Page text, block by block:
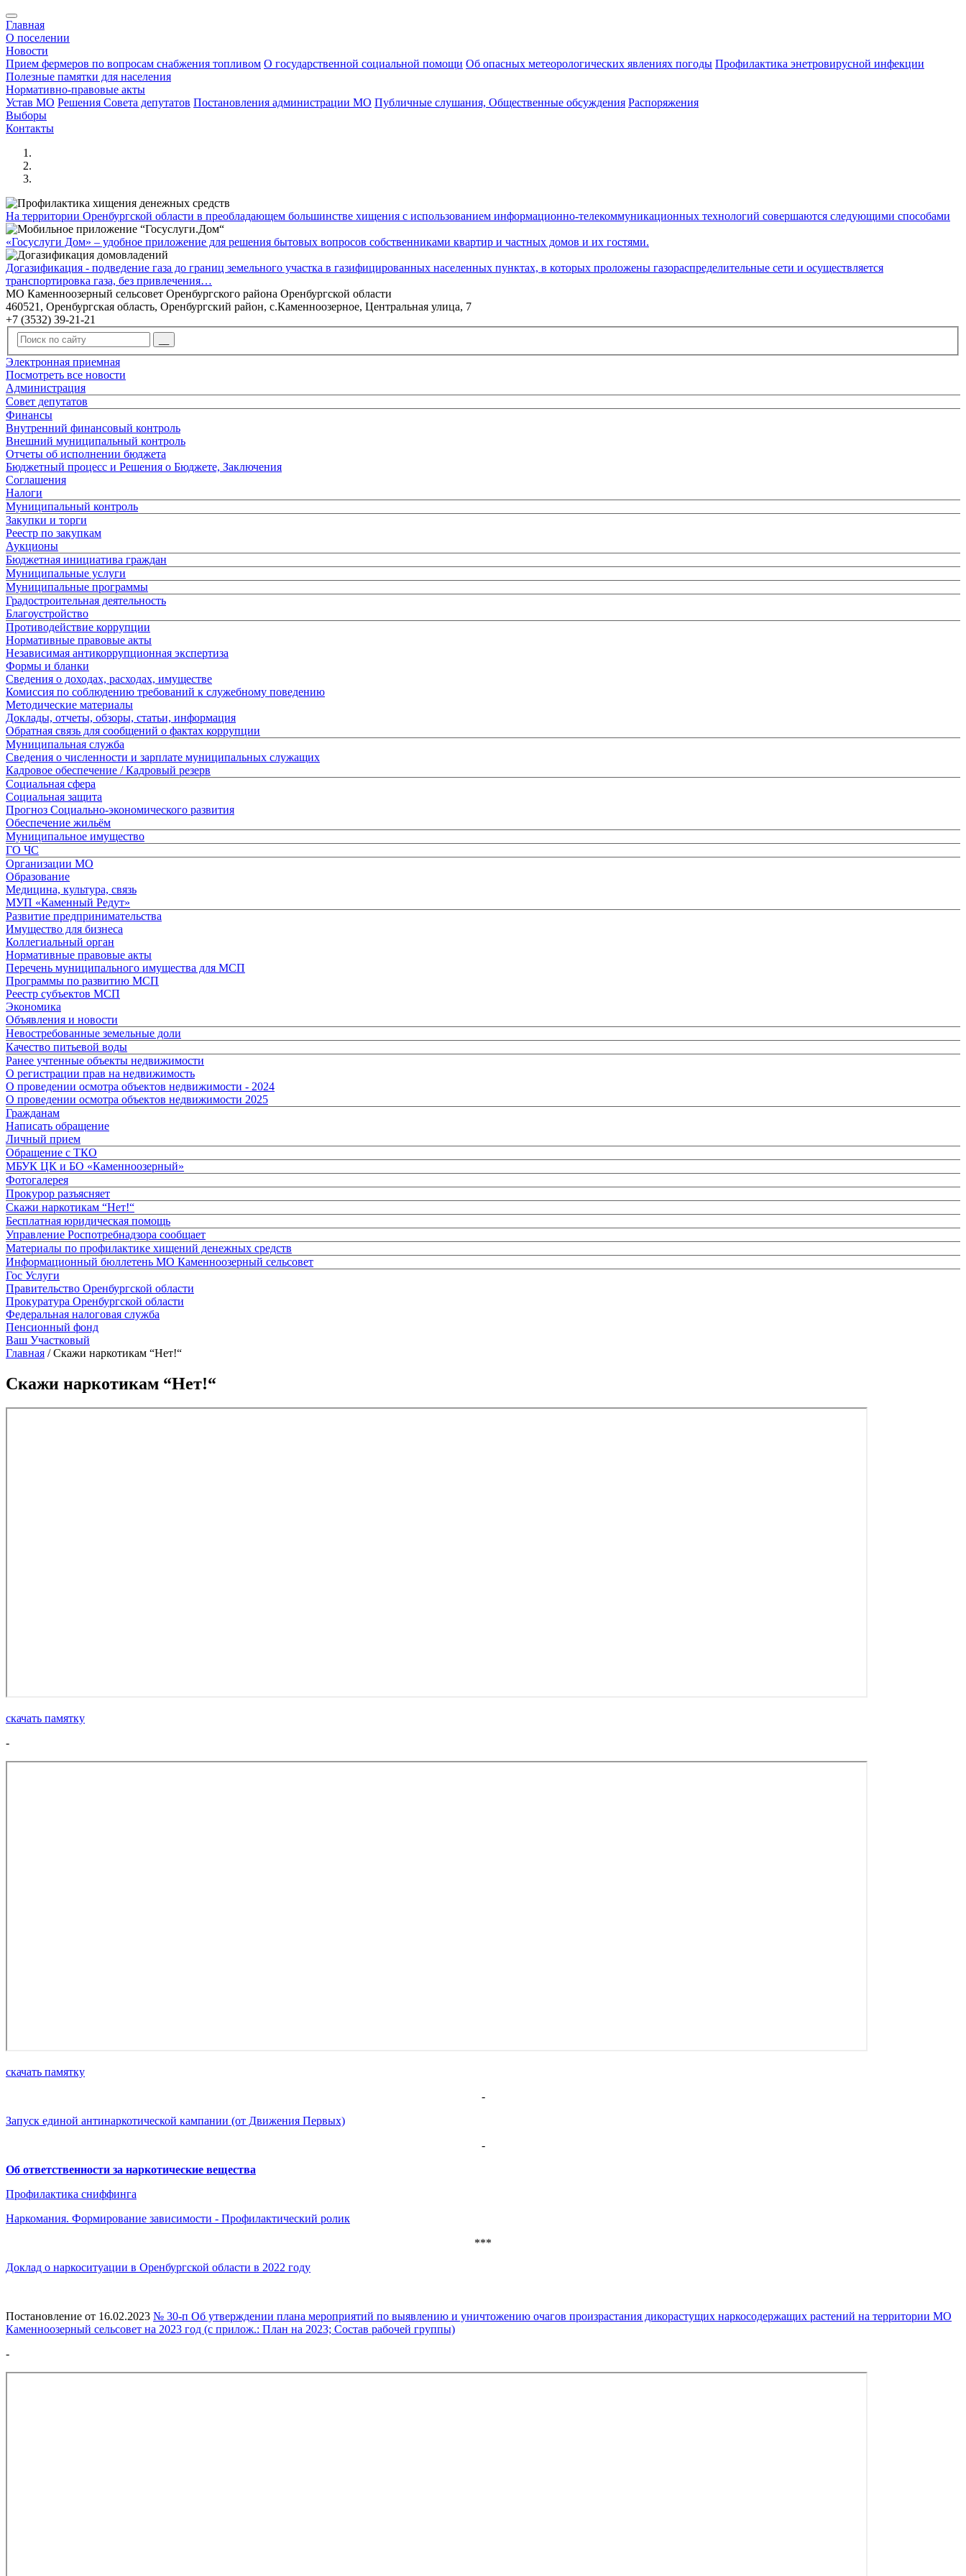
Главная
О поселении
Новости
Прием фермеров по вопросам снабжения топливом О государственной социальной помощи Об опасных метеорологических явлениях погоды Профилактика энетровирусной инфекции
Полезные памятки для населения
Нормативно-правовые акты
Устав МО Решения Совета депутатов Постановления администрации МО Публичные слушания, Общественные обсуждения Распоряжения
Выборы
Контакты
На территории Оренбургской области в преобладающем большинстве хищения с использованием информационно-телекоммуникационных технологий совершаются следующими способами
«Госуслуги Дом» – удобное приложение для решения бытовых вопросов собственниками квартир и частных домов и их гостями.
Догазификация - подведение газа до границ земельного участка в газифицированных населенных пунктах, в которых проложены газораспределительные сети и осуществляется
транспортировка газа, без привлечения…
МО Каменноозерный сельсовет Оренбургского района Оренбургской области
460521, Оренбургская область, Оренбургский район, с.Каменноозерное, Центральная улица, 7
+7 (3532) 39-21-21
Электронная приемная
Посмотреть все новости
Администрация
Совет депутатов
Финансы
Внутренний финансовый контроль
Внешний муниципальный контроль
Отчеты об исполнении бюджета
Бюджетный процесс и Решения о Бюджете, Заключения
Соглашения
Налоги
Муниципальный контроль
Закупки и торги
Реестр по закупкам
Аукционы
Бюджетная инициатива граждан
Муниципальные услуги
Муниципальные программы
Градостроительная деятельность
Благоустройство
Противодействие коррупции
Нормативные правовые акты
Независимая антикоррупционная экспертиза
Формы и бланки
Сведения о доходах, расходах, имуществе
Комиссия по соблюдению требований к служебному поведению
Методические материалы
Доклады, отчеты, обзоры, статьи, информация
Обратная связь для сообщений о фактах коррупции
Муниципальная служба
Сведения о численности и зарплате муниципальных служащих
Кадровое обеспечение / Кадровый резерв
Социальная сфера
Социальная защита
Прогноз Социально-экономического развития
Обеспечение жильём
Муниципальное имущество
ГО ЧС
Организации МО
Образование
Медицина, культура, связь
МУП «Каменный Редут»
Развитие предпринимательства
Имущество для бизнеса
Коллегиальный орган
Нормативные правовые акты
Перечень муниципального имущества для МСП
Программы по развитию МСП
Реестр субъектов МСП
Экономика
Объявления и новости
Невостребованные земельные доли
Качество питьевой воды
Ранее учтенные объекты недвижимости
О регистрации прав на недвижимость
О проведении осмотра объектов недвижимости - 2024
О проведении осмотра объектов недвижимости 2025
Гражданам
Написать обращение
Личный прием
Обращение с ТКО
МБУК ЦК и БО «Каменноозерный»
Фотогалерея
Прокурор разъясняет
Скажи наркотикам “Нет!“
Бесплатная юридическая помощь
Управление Роспотребнадзора сообщает
Материалы по профилактике хищений денежных средств
Информационный бюллетень МО Каменноозерный сельсовет
Гос Услуги
Правительство Оренбургской области
Прокуратура Оренбургской области
Федеральная налоговая служба
Пенсионный фонд
Ваш Участковый
Главная /Скажи наркотикам “Нет!“
Скажи наркотикам “Нет!“
скачать памятку
-
скачать памятку
-
Запуск единой антинаркотической кампании (от Движения Первых)
-
Об ответственности за наркотические вещества
Профилактика сниффинга
Наркомания. Формирование зависимости - Профилактический ролик
***
Доклад о наркоситуации в Оренбургской области в 2022 году
Постановление от 16.02.2023 № 30-п Об утверждении плана мероприятий по выявлению и уничтожению очагов произрастания дикорастущих наркосодержащих растений на территории МО
Каменноозерный сельсовет на 2023 год (с прилож.: План на 2023; Состав рабочей группы)
-